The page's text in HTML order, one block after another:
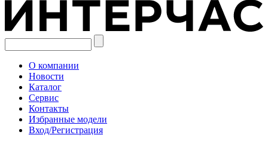
О компании
Новости
Каталог
Сервис
Контакты
Избранные модели
Вход/Регистрация